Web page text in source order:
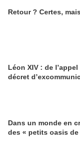
Retour ? Certes,
Léon XIV : de l’appel
décret
Dans un monde en
des « petits oasis